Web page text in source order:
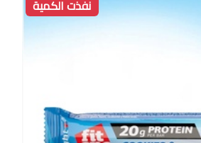
نفذت الكمية